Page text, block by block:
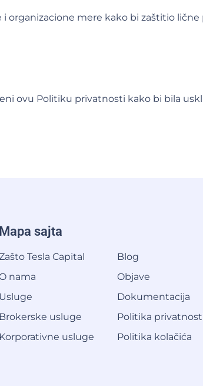
organizacione mere kako bi zaštitio
ovu Politiku privatnosti kako bi bila
Mapa sajta
Tesla Capital
nama
Usluge
Brokerske usluge
Korporativne usluge
Blog
Objave
Dokumentacija
Politika
Politika kolačića